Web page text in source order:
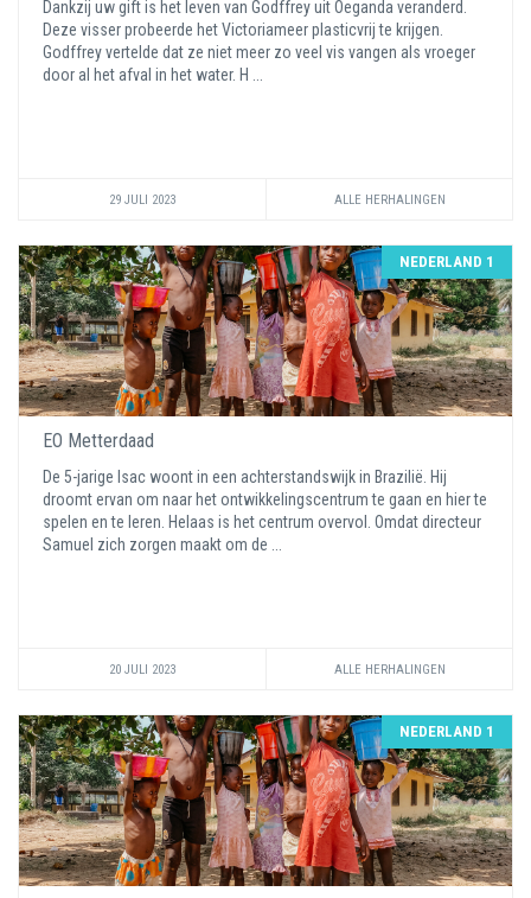
Dankzij uw gift is het leven van Godffrey uit Oeganda veranderd.
Deze visser probeerde het Victoriameer plasticvrij te krijgen.
Godffrey vertelde dat ze niet meer zo veel vis vangen als vroeger
door al het afval in het water. H ...
29 JULI 2023 ALLE HERHALINGEN
NEDERLAND 1
EO Metterdaad
De 5-jarige Isac woont in een achterstandswijk in Brazilië. Hij
droomt ervan om naar het ontwikkelingscentrum te gaan en hier te
spelen en te leren. Helaas is het centrum overvol. Omdat directeur
Samuel zich zorgen maakt om de ...
20 JULI 2023 ALLE HERHALINGEN
NEDERLAND 1